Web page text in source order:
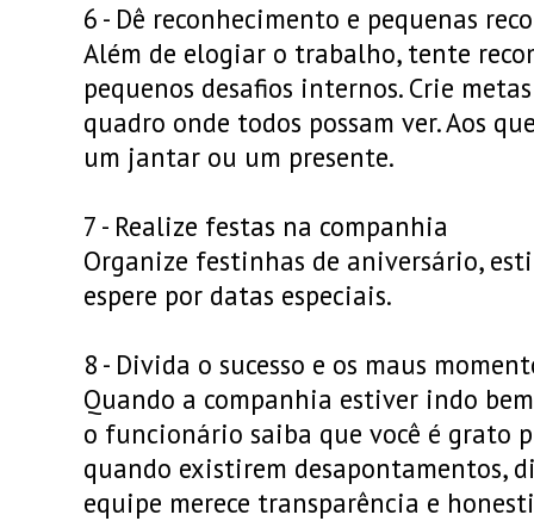
6 - Dê reconhecimento e pequenas
Além de elogiar o trabalho, tente
pequenos desafios internos. Crie
quadro onde todos possam ver. Aos
um jantar ou um presente.
7 - Realize festas na companhia
Organize festinhas de aniversário,
espere por datas especiais.
8 - Divida o sucesso e os maus
Quando a companhia estiver indo
o funcionário saiba que você é grato
quando existirem desapontamentos,
equipe merece transparência e